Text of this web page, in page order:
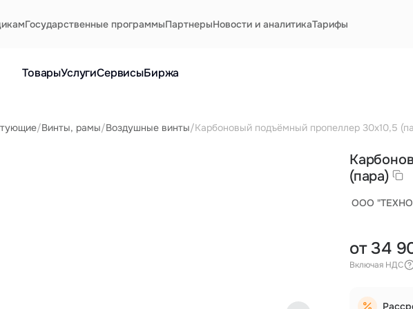
Государственные программыПартнерыНовости и аналитикаТарифы
ТоварыУслугиСервисыБиржа
/Винты, рамы/Воздушные винты/Карбоновый подъёмный пропеллер 30х10,5
(пара)
ООО
от 34
Включая НДС